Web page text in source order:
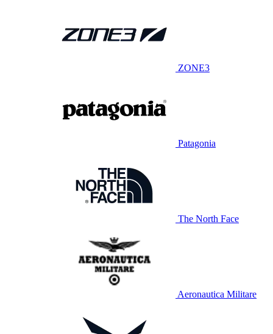
ZONE3
Patagonia
The North Face
Aeronautica Militare